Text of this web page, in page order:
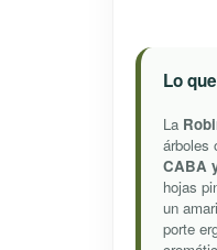
Lo
La
árboles
CABA
hojas
un
porte